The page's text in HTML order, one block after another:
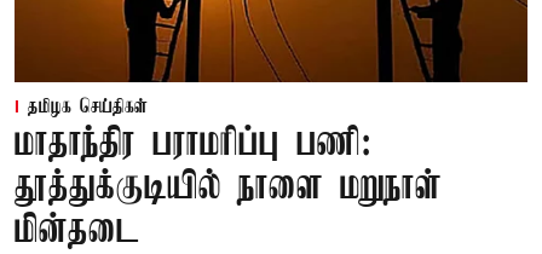
தமிழக செய்திகள்
மாதாந்திர பராமரிப்பு பணி:
தூத்துக்குடியில் நாளை மறுநாள்
மின்தடை